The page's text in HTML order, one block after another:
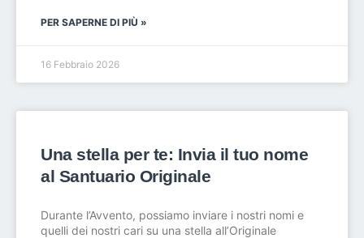
PER SAPERNE DI PIÙ »
16 Febbraio 2026
Una stella per te: Invia il tuo nome
al Santuario Originale
Durante l’Avvento, possiamo inviare i nostri nomi e
quelli dei nostri cari su una stella all’Originale